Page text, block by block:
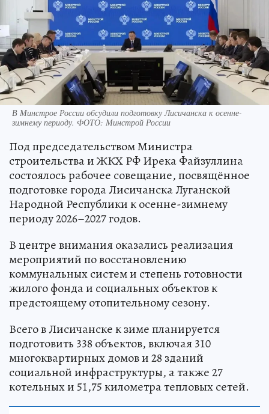
В Минстрое России обсудили подготовку Лисичанска к осенне-
зимнему периоду. ФОТО: Минстрой России
Под председательством Министра
строительства и ЖКХ РФ Ирека Файзуллина
состоялось рабочее совещание, посвящённое
подготовке города Лисичанска Луганской
Народной Республики к осенне-зимнему
периоду 2026–2027 годов.
В центре внимания оказались реализация
мероприятий по восстановлению
коммунальных систем и степень готовности
жилого фонда и социальных объектов к
предстоящему отопительному сезону.
Всего в Лисичанске к зиме планируется
подготовить 338 объектов, включая 310
многоквартирных домов и 28 зданий
социальной инфраструктуры, а также 27
котельных и 51,75 километра тепловых сетей.